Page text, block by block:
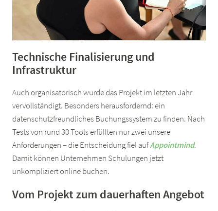
Technische Finalisierung und
Infrastruktur
Auch organisatorisch wurde das Projekt im letzten Jahr
vervollständigt. Besonders herausfordernd: ein
datenschutzfreundliches Buchungssystem zu finden. Nach
Tests von rund 30 Tools erfüllten nur zwei unsere
Anforderungen – die Entscheidung fiel aufAppointmind.
Damit können Unternehmen Schulungen jetzt
unkompliziert online buchen.
Vom Projekt zum dauerhaften Angebot